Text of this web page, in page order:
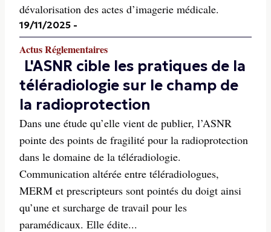
dévalorisation des actes d’imagerie médicale.
19/11/2025 -
Actus Réglementaires
L'ASNR cible les pratiques de la
téléradiologie sur le champ de
la radioprotection
Dans une étude qu’elle vient de publier, l’ASNR
pointe des points de fragilité pour la radioprotection
dans le domaine de la téléradiologie.
Communication altérée entre téléradiologues,
MERM et prescripteurs sont pointés du doigt ainsi
qu’une et surcharge de travail pour les
paramédicaux. Elle édite...